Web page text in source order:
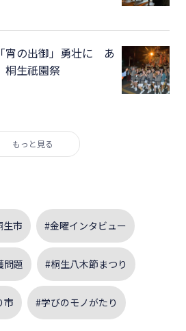
宵の出御」勇壮に あ
生祇園祭
もっと見る
生市 #金曜インタビュー
問題 #桐生八木節まつり
市 #学びのモノがたり